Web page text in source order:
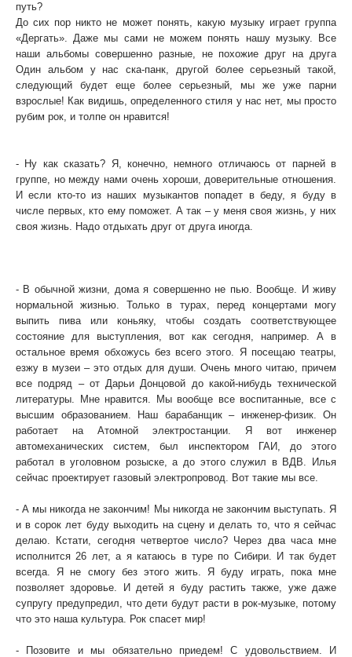
путь?
До сих пор никто не может понять, какую музыку играет группа
«Дергать». Даже мы сами не можем понять нашу музыку. Все
наши альбомы совершенно разные, не похожие друг на друга
Один альбом у нас ска-панк, другой более серьезный такой,
следующий будет еще более серьезный, мы же уже парни
взрослые! Как видишь, определенного стиля у нас нет, мы просто
рубим рок, и толпе он нравится!
- Ну как сказать? Я, конечно, немного отличаюсь от парней в
группе, но между нами очень хороши, доверительные отношения.
И если кто-то из наших музыкантов попадет в беду, я буду в
числе первых, кто ему поможет. А так – у меня своя жизнь, у них
своя жизнь. Надо отдыхать друг от друга иногда.
- В обычной жизни, дома я совершенно не пью. Вообще. И живу
нормальной жизнью. Только в турах, перед концертами могу
выпить пива или коньяку, чтобы создать соответствующее
состояние для выступления, вот как сегодня, например. А в
остальное время обхожусь без всего этого. Я посещаю театры,
езжу в музеи – это отдых для души. Очень много читаю, причем
все подряд – от Дарьи Донцовой до какой-нибудь технической
литературы. Мне нравится. Мы вообще все воспитанные, все с
высшим образованием. Наш барабанщик – инженер-физик. Он
работает на Атомной электростанции. Я вот инженер
автомеханических систем, был инспектором ГАИ, до этого
работал в уголовном розыске, а до этого служил в ВДВ. Илья
сейчас проектирует газовый электропровод. Вот такие мы все.
- А мы никогда не закончим! Мы никогда не закончим выступать. Я
и в сорок лет буду выходить на сцену и делать то, что я сейчас
делаю. Кстати, сегодня четвертое число? Через два часа мне
исполнится 26 лет, а я катаюсь в туре по Сибири. И так будет
всегда. Я не смогу без этого жить. Я буду играть, пока мне
позволяет здоровье. И детей я буду растить также, уже даже
супругу предупредил, что дети будут расти в рок-музыке, потому
что это наша культура. Рок спасет мир!
- Позовите и мы обязательно приедем! С удовольствием. И